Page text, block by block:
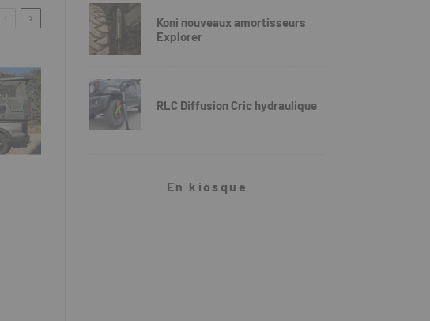
Koni nouveaux amortisseurs
Explorer
RLC Diffusion Cric hydraulique
En kiosque